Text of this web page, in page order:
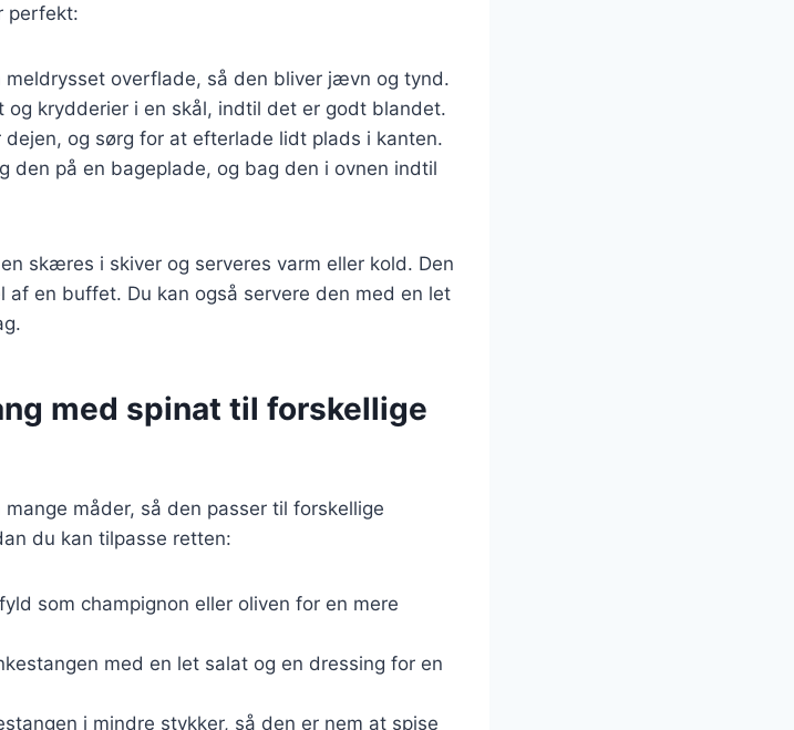
perfekt:
meldrysset overflade, så den bliver jævn og tynd.
og krydderier i en skål, indtil det er godt blandet.
og sørg for at efterlade lidt plads i kanten.
den på en bageplade, og bag den i ovnen indtil
skæres i skiver og serveres varm eller kold. Den
en buffet. Du kan også servere den med en let
med spinat til forskellige
måder, så den passer til forskellige
du kan tilpasse retten:
som champignon eller oliven for en mere
med en let salat og en dressing for en
i mindre stykker, så den er nem at spise